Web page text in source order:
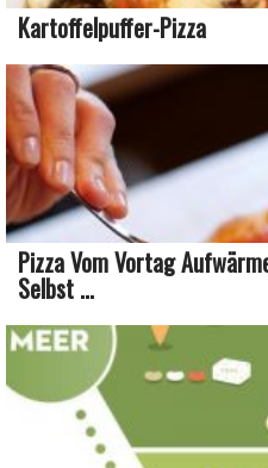
Kartoffelpuffer-Pizza
Pizza Vom Vortag
Selbst ...